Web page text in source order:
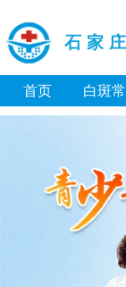
石家
首页 白斑